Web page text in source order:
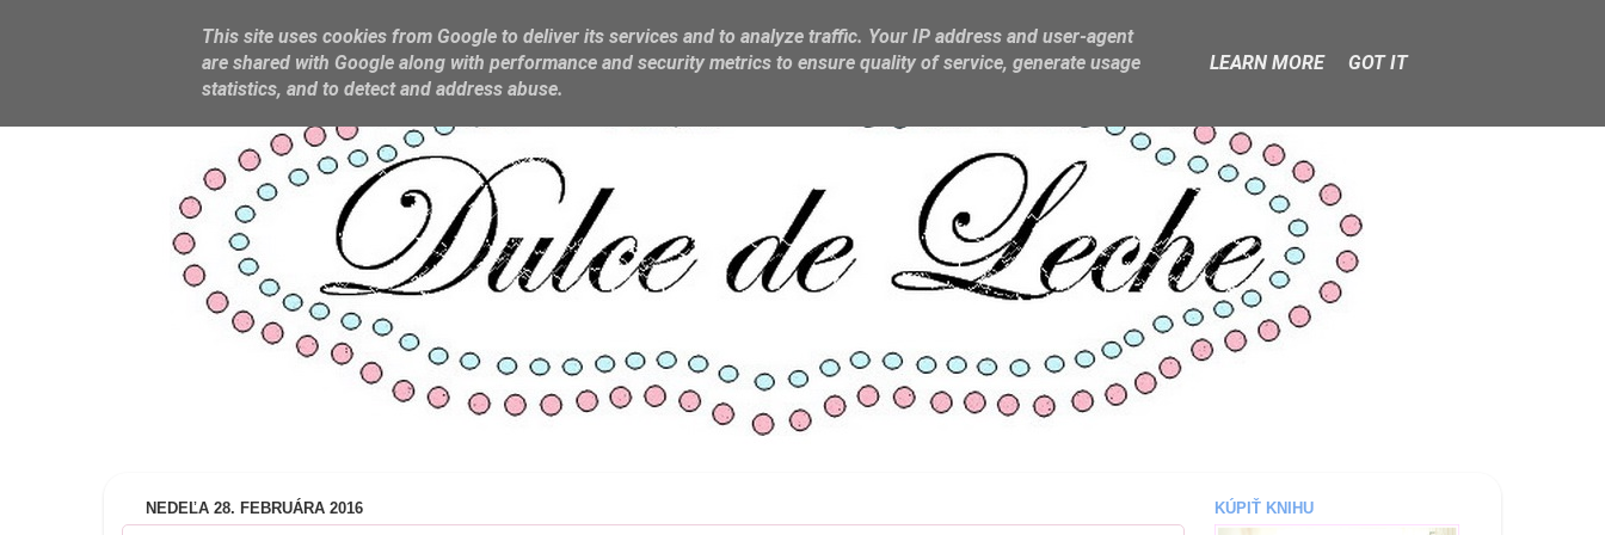
NEDEĽA 28. FEBRUÁRA 2016 KÚPIŤ KNIHU
This site uses cookies from Google to deliver its services and to analyze traffic. Your IP address and user-agent
are shared with Google along with performance and security metrics to ensure quality of service, generate usage
statistics, and to detect and address abuse.
LEARN MORE GOT IT